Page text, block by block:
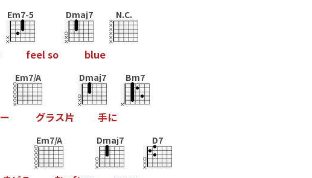
Em7-5
feelso
Dmaj7
blue
N.C.
ー
Em7/A
グラス片
Dmaj7
手に
Bm7
Em7/A Dmaj7 D7